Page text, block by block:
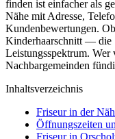
finden ist einfacher als
Nähe mit Adresse,
Kundenbewertungen.
Kinderhaarschnitt — die
Leistungsspektrum.
Nachbargemeinden
Inhaltsverzeichnis
Friseur in der
Öffnungszeiten
Friseur in